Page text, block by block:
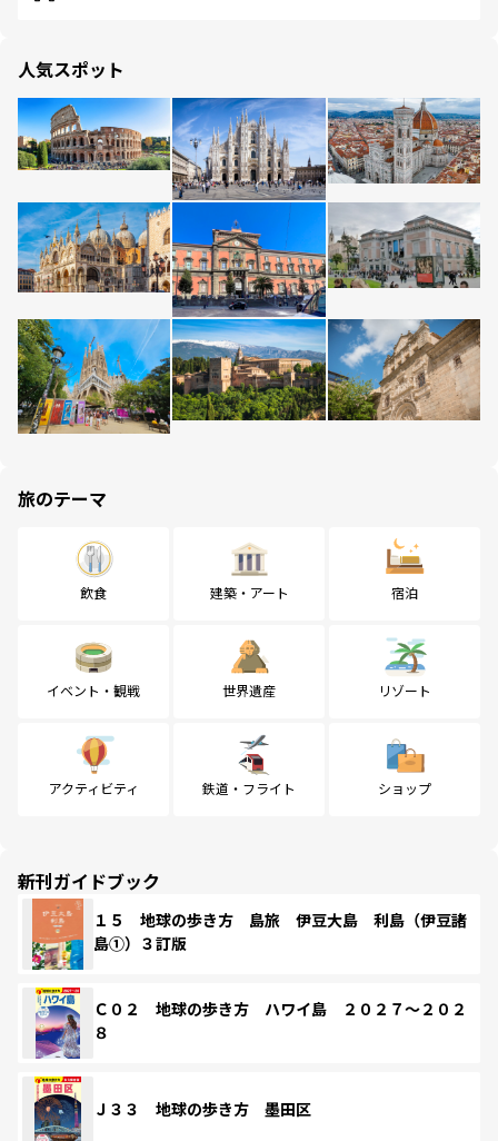
人気スポット
旅のテーマ
飲食 建築・アート 宿泊
イベント・観戦 世界遺産 リゾート
アクティビティ 鉄道・フライト ショップ
新刊ガイドブック
１５ 地球の歩き方 島旅 伊豆大島 利島（伊豆諸
島①）３訂版
Ｃ０２ 地球の歩き方 ハワイ島 ２０２７～２０２
８
Ｊ３３ 地球の歩き方 墨田区